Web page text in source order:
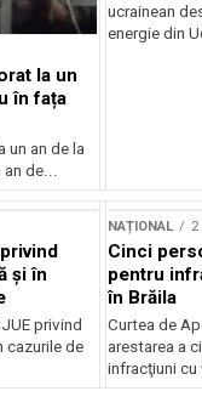
la un
în fața
un an de la
an de...
ucrainean
energie din
și în
privind
cazurile de
NAȚIONAL 2
Cinci
pentru
în Brăila
Curtea de
arestarea a
infracţiuni cu